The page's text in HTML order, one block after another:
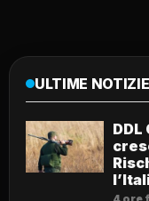
ULTIME NOTIZIE